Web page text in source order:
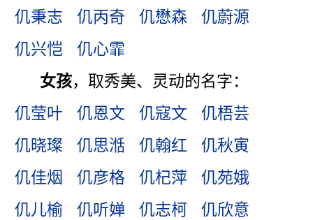
仉秉志
仉丙奇 仉懋森
仉蔚源
仉兴恺
仉心霏
女孩，取秀美、灵动的名字：
仉莹叶
仉恩文 仉寇文
仉梧芸
仉晓璨
仉思湉 仉翰红
仉秋寅
仉佳烟
仉彦格 仉杞萍
仉苑娥
仉儿榆
仉听婵 仉志柯
仉欣意